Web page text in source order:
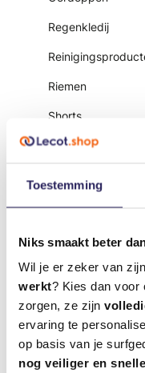
Toestemming
Niks smaakt beter
Wil je er zeker van
werkt? Kies dan voor
zorgen, ze zijn
ervaring te
op basis van je
nog veiliger en
Regenkledij
Riemen
Shorts
Signalisatielint
Sokken
Thermische kledij
T-shirts
Petten
Valbeveiliging